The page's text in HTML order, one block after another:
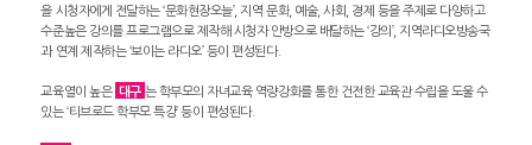
을 시청자에게 전달하는 ‘문화현장오늘’, 지역 문화, 예술, 사회, 경제 등을 주제로 다양하고
수준높은 강의를 프로그램으로 제작해 시청자 안방으로 배달하는 ‘강의’, 지역라디오방송국
과 연계 제작하는 ‘보이는 라디오’ 등이 편성된다.
교육열이 높은 대구 는 학부모의 자녀교육 역량강화를 통한 건전한 교육관 수립을 도울 수
있는 ‘티브로드 학부모 특강’ 등이 편성된다.